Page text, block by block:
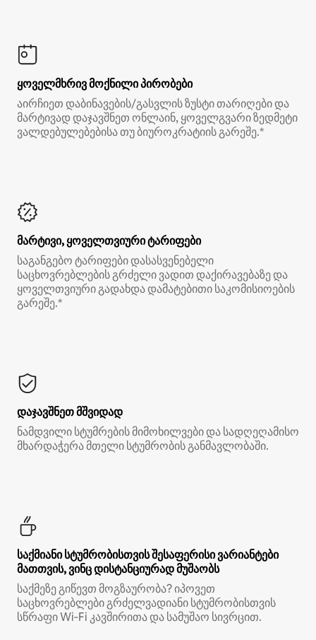
ყოველმხრივ მოქნილი პირობები
აირჩიეთ დაბინავების/გასვლის ზუსტი თარიღები და
მარტივად დაჯავშნეთ ონლაინ, ყოველგვარი ზედმეტი
ვალდებულებებისა თუ ბიუროკრატიის გარეშე.*
მარტივი, ყოველთვიური ტარიფები
საგანგებო ტარიფები დასასვენებელი
საცხოვრებლების გრძელი ვადით დაქირავებაზე და
ყოველთვიური გადახდა დამატებითი საკომისიოების
გარეშე.*
დაჯავშნეთ მშვიდად
ნამდვილი სტუმრების მიმოხილვები და სადღეღამისო
მხარდაჭერა მთელი სტუმრობის განმავლობაში.
საქმიანი სტუმრობისთვის შესაფერისი ვარიანტები
მათთვის, ვინც დისტანციურად მუშაობს
საქმეზე გიწევთ მოგზაურობა? იპოვეთ
საცხოვრებლები გრძელვადიანი სტუმრობისთვის
სწრაფი Wi‑Fi კავშირითა და სამუშაო სივრცით.